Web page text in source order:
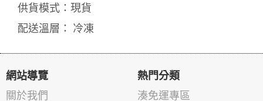
供貨模式：現貨
配送溫層： 冷凍
網站導覽
關於我們
熱門分類
湊免運專區